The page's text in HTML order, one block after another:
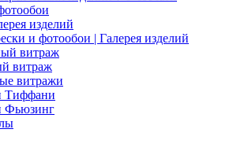
изделий
и фотообои | Галерея изделий
витраж
витраж
витражи
Тиффани
Фьюзинг